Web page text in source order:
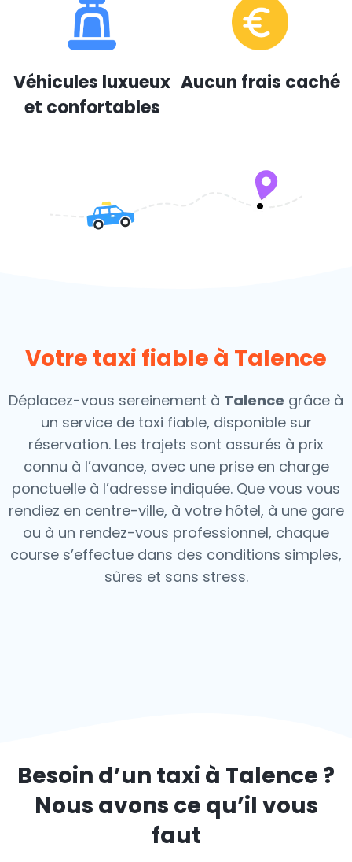
Véhicules luxueux
et confortables
Aucun frais caché
Votre taxi fiable à Talence
Déplacez-vous sereinement à Talence grâce à
un service de taxi fiable, disponible sur
réservation. Les trajets sont assurés à prix
connu à l’avance, avec une prise en charge
ponctuelle à l’adresse indiquée. Que vous vous
rendiez en centre-ville, à votre hôtel, à une gare
ou à un rendez-vous professionnel, chaque
course s’effectue dans des conditions simples,
sûres et sans stress.
Besoin d’un taxi à Talence ?
Nous avons ce qu’il vous
faut